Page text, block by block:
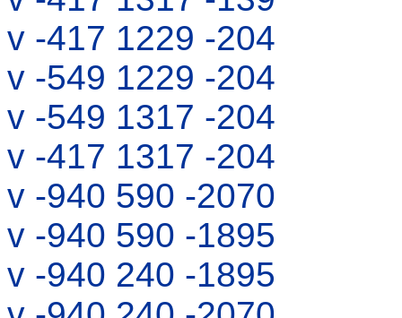
v -417 1229 -204
v -549 1229 -204
v -549 1317 -204
v -417 1317 -204
v -940 590 -2070
v -940 590 -1895
v -940 240 -1895